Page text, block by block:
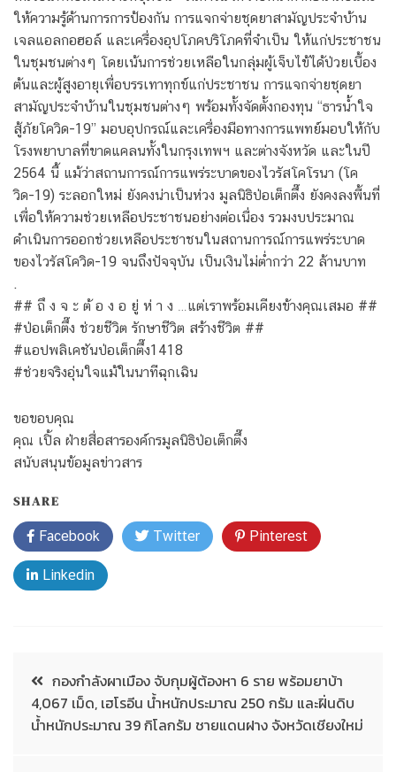
ให้ความรู้ด้านการการป้องกัน การแจกจ่ายชุดยาสามัญประจำบ้าน
เจลแอลกอฮอล์ และเครื่องอุปโภคบริโภคที่จำเป็น ให้แก่ประชาชน
ในชุมชนต่างๆ โดยเน้นการช่วยเหลือในกลุ่มผู้เจ็บไข้ได้ป่วยเบื้อง
ต้นและผู้สูงอายุเพื่อบรรเทาทุกข์แก่ประชาชน การแจกจ่ายชุดยา
สามัญประจำบ้านในชุมชนต่างๆ พร้อมทั้งจัดตั้งกองทุน “ธารน้ำใจ
สู้ภัยโควิด-19” มอบอุปกรณ์และเครื่องมือทางการแพทย์มอบให้กับ
โรงพยาบาลที่ขาดแคลนทั้งในกรุงเทพฯ และต่างจังหวัด และในปี
2564 นี้ แม้ว่าสถานการณ์การแพร่ระบาดของไวรัสโคโรนา (โค
วิด-19) ระลอกใหม่ ยังคงน่าเป็นห่วง มูลนิธิป่อเต็กตึ๊ง ยังคงลงพื้นที่
เพื่อให้ความช่วยเหลือประชาชนอย่างต่อเนื่อง รวมงบประมาณ
ดำเนินการออกช่วยเหลือประชาชนในสถานการณ์การแพร่ระบาด
ของไวรัสโควิด-19 จนถึงปัจจุบัน เป็นเงินไม่ต่ำกว่า 22 ล้านบาท
.
## ถึ ง จ ะ ต้ อ ง อ ยู่ ห่ า ง …แต่เราพร้อมเคียงข้างคุณเสมอ ##
#ป่อเต็กตึ๊ง ช่วยชีวิต รักษาชีวิต สร้างชีวิต ##
#แอปพลิเคชันป่อเต็กตึ๊ง1418
#ช่วยจริงอุ่นใจแม้ในนาทีฉุกเฉิน
ขอขอบคุณ
คุณ เปิ้ล ฝ่ายสื่อสารองค์กรมูลนิธิป่อเต็กตึ๊ง
สนับสนุนข้อมูลข่าวสาร
SHARE
Facebook Twitter Pinterest
Linkedin
กองกำลังผาเมือง จับกุมผู้ต้องหา 6 ราย พร้อมยาบ้า
4,067 เม็ด, เฮโรอีน น้ำหนักประมาณ 250 กรัม และฝิ่นดิบ
น้ำหนักประมาณ 39 กิโลกรัม ชายแดนฝาง จังหวัดเชียงใหม่